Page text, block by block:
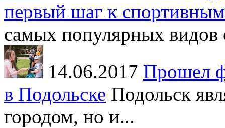
первый шаг к
самых популярных видов
14.06.2017 Прошел
в Подольске Подольск
городом, но и...